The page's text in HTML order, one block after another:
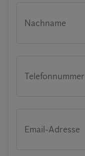
Nachname
Telefonnummer
Email-Adresse